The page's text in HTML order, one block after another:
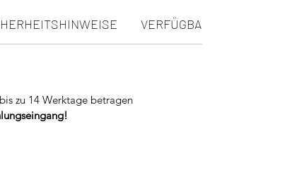
VERFÜGBARKEIT
zu 14 Werktage betragen